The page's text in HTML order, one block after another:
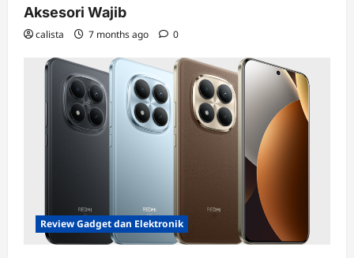
Aksesori Wajib
calista 7 months ago 0
Review Gadget dan Elektronik